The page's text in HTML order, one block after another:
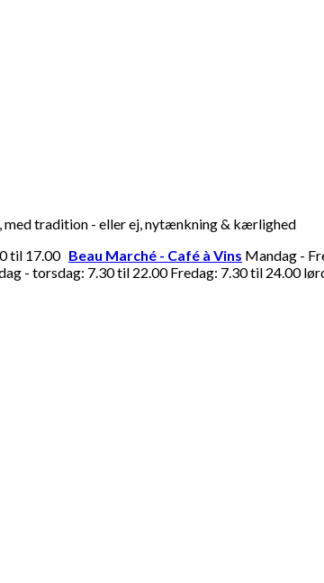
med tradition - eller ej, nytænkning & kærlighed
til 17.00 Beau Marché - Café à Vins Mandag -
- torsdag: 7.30 til 22.00 Fredag: 7.30 til 24.00